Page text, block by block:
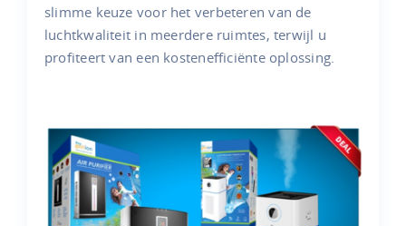
slimme keuze voor het verbeteren van de
luchtkwaliteit in meerdere ruimtes, terwijl u
profiteert van een kostenefficiënte oplossing.